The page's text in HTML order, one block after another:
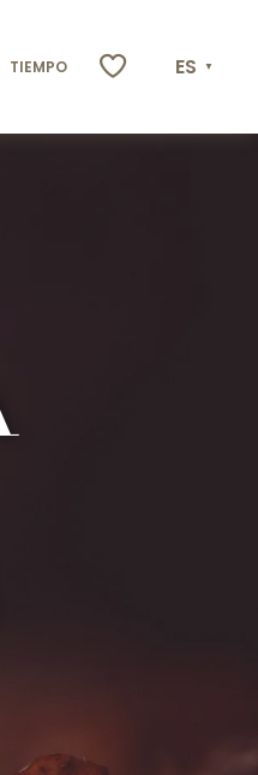
TIEMPO ES